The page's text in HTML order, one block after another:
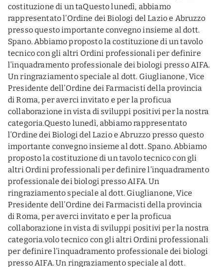
costituzione di un taQuesto lunedì, abbiamo
rappresentato l’Ordine dei Biologi del Lazio e Abruzzo
presso questo importante convegno insieme al dott.
Spano. Abbiamo proposto la costituzione di un tavolo
tecnico con gli altri Ordini professionali per definire
l’inquadramento professionale dei biologi presso AIFA.
Un ringraziamento speciale al dott. Giuglianone, Vice
Presidente dell’Ordine dei Farmacisti della provincia
di Roma, per averci invitato e per la proficua
collaborazione in vista di sviluppi positivi per la nostra
categoria.Questo lunedì, abbiamo rappresentato
l’Ordine dei Biologi del Lazio e Abruzzo presso questo
importante convegno insieme al dott. Spano. Abbiamo
proposto la costituzione di un tavolo tecnico con gli
altri Ordini professionali per definire l’inquadramento
professionale dei biologi presso AIFA. Un
ringraziamento speciale al dott. Giuglianone, Vice
Presidente dell’Ordine dei Farmacisti della provincia
di Roma, per averci invitato e per la proficua
collaborazione in vista di sviluppi positivi per la nostra
categoria.volo tecnico con gli altri Ordini professionali
per definire l’inquadramento professionale dei biologi
presso AIFA. Un ringraziamento speciale al dott.